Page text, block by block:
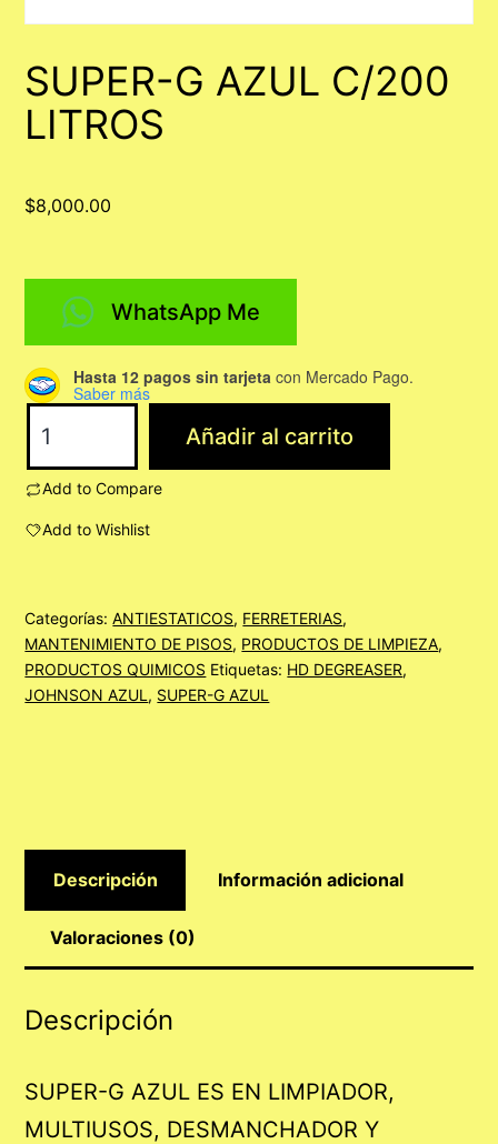
SUPER-G AZUL C/200
LITROS
$8,000.00
WhatsApp Me
Hasta 12 pagos sin tarjeta con Mercado Pago.
Saber más
AZUL
C/200
Añadir al carrito
Add to Compare
Add to Wishlist
Categorías:ANTIESTATICOS, FERRETERIAS,
MANTENIMIENTO DE PISOS, PRODUCTOS DE LIMPIEZA,
PRODUCTOS QUIMICOS Etiquetas: HD DEGREASER,
JOHNSON AZUL , SUPER-G AZUL
Descripción Información adicional
Valoraciones (0)
Descripción
SUPER-G AZUL ES EN LIMPIADOR,
MULTIUSOS, DESMANCHADOR Y